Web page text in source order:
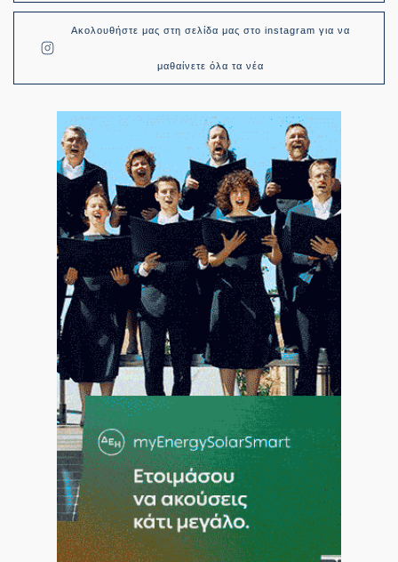
Ακολουθήστε μας στη σελίδα μας στο instagram για να
μαθαίνετε όλα τα νέα